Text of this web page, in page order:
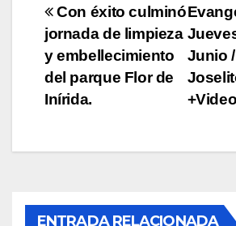
Navegación
de
entradas
Junio
Con éxito culminó
jornada de limpieza
y embellecimiento
del parque Flor de
Inírida.
ENTRADA RELACIONADA
CUIDADORES INDÍGENAS DE LA CASA COMÚN